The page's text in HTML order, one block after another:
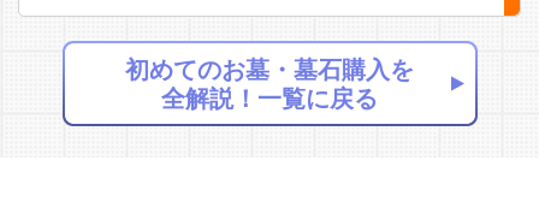
初めてのお墓・墓石購入を
全解説！一覧に戻る